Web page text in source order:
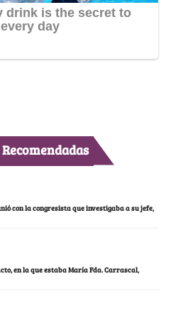
con la congresista que investigaba a su jefe,
en la que estaba María Fda. Carrascal,